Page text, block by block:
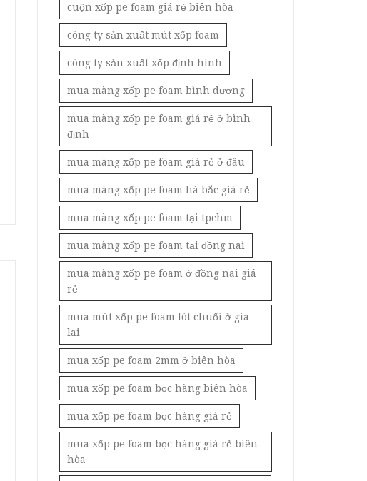
cuộn xốp pe foam giá rẻ biên hòa
công ty sản xuất mút xốp foam
công ty sản xuất xốp định hình
mua màng xốp pe foam bình dương
mua màng xốp pe foam giá rẻ ở bình
định
mua màng xốp pe foam giá rẻ ở đâu
mua màng xốp pe foam hà bắc giá rẻ
mua màng xốp pe foam tại tpchm
mua màng xốp pe foam tại đồng nai
mua màng xốp pe foam ở đồng nai giá
rẻ
mua mút xốp pe foam lót chuối ở gia
lai
mua xốp pe foam 2mm ở biên hòa
mua xốp pe foam bọc hàng biên hòa
mua xốp pe foam bọc hàng giá rẻ
mua xốp pe foam bọc hàng giá rẻ biên
hòa